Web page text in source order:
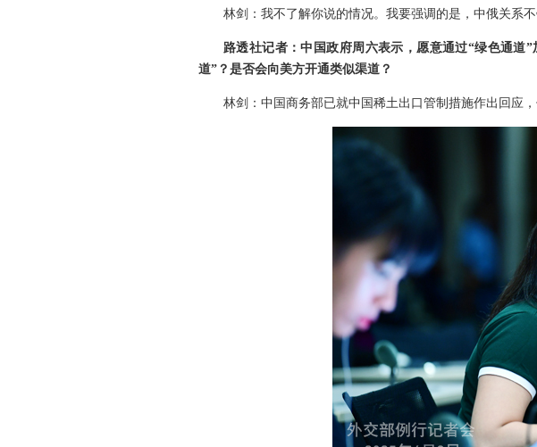
林剑：我不了解你说的情况。我要强调的是，中俄关系
路透社记者：中国政府周六表示，愿意通过“绿色通道
道”？是否会向美方开通类似渠道？
林剑：中国商务部已就中国稀土出口管制措施作出回应